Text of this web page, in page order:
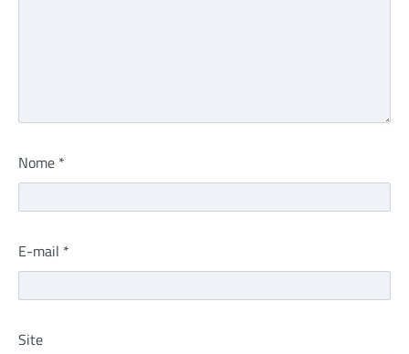
Nome *
E-mail *
Site